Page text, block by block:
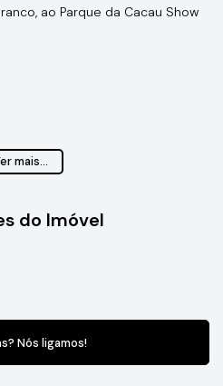
ao Parque da Cacau Show
com infraestrutura em
tranquilas e proximidade a
mais...
do Imóvel
Nós ligamos!